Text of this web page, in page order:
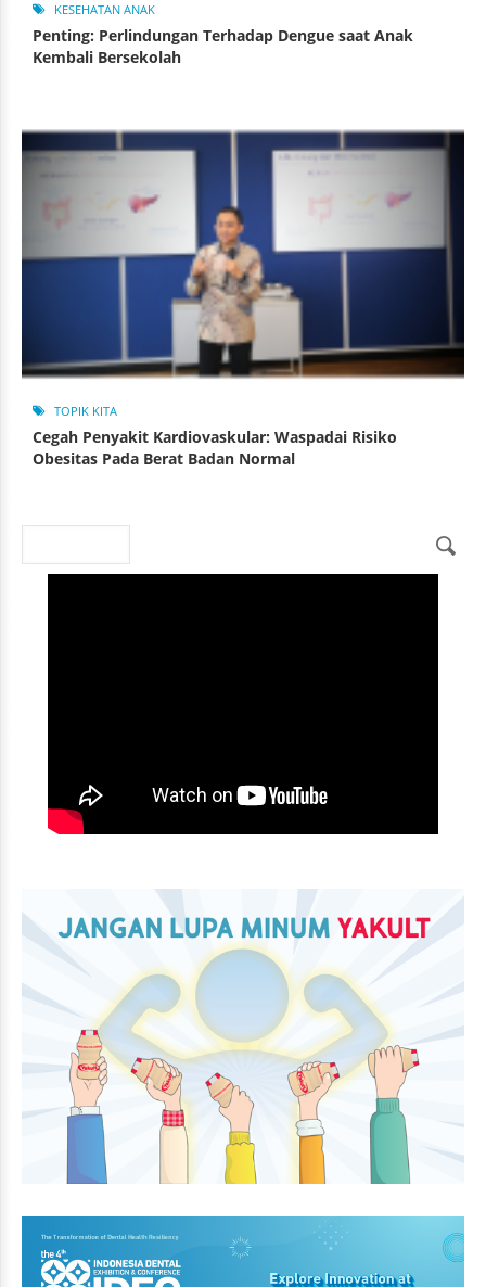
KESEHATAN ANAK
Penting: Perlindungan Terhadap Dengue saat Anak
Kembali Bersekolah
TOPIK KITA
Cegah Penyakit Kardiovaskular: Waspadai Risiko
Obesitas Pada Berat Badan Normal